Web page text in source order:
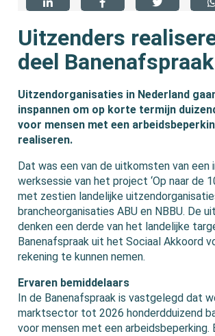
Uitzenders
deel Banenafspraak
Uitzendorganisaties in Nederland
inspannen om op korte termijn
voor mensen met een
realiseren.
Dat was een van de uitkomsten van
werksessie van het project ‘Op naar de
met zestien landelijke
brancheorganisaties ABU en NBBU. De
denken een derde van het landelijke
Banenafspraak uit het Sociaal Akkoord
rekening te kunnen nemen.
Ervaren bemiddelaars
In de Banenafspraak is vastgelegd dat
marktsector tot 2026 honderdduizend
voor mensen met een arbeidsbeperking.